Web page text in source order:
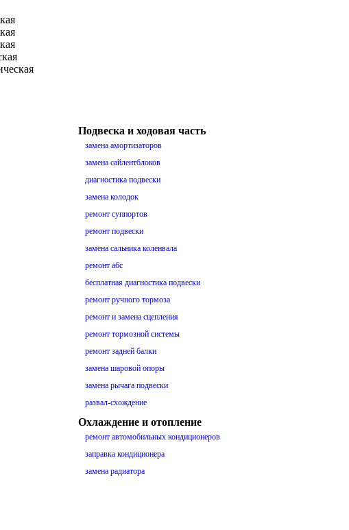
Подвеска и ходовая часть
замена амортизаторов
замена сайлентблоков
диагностика подвески
замена колодок
ремонт суппортов
ремонт подвески
замена сальника коленвала
ремонт абс
бесплатная диагностика подвески
ремонт ручного тормоза
ремонт и замена сцепления
ремонт тормозной системы
ремонт задней балки
замена шаровой опоры
замена рычага подвески
развал-схождение
Охлаждение и отопление
ремонт автомобильных кондиционеров
заправка кондиционера
замена радиатора